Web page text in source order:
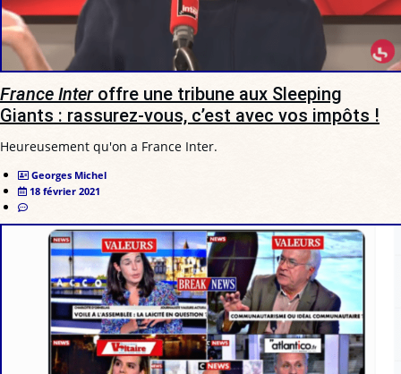
France Interoffre une tribune aux Sleeping
Giants : rassurez-vous, c’est avec vos impôts !
Heureusement qu'on a France Inter.
Georges Michel
18 février 2021